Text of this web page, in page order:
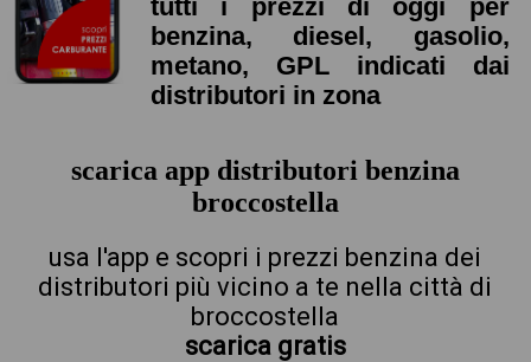
tutti i prezzi di oggi per
benzina, diesel, gasolio,
metano, GPL indicati dai
distributori in zona
scarica app distributori benzina
broccostella
usa l'app e scopri i prezzi benzina dei
distributori più vicino a te nella città di
broccostella
scarica gratis